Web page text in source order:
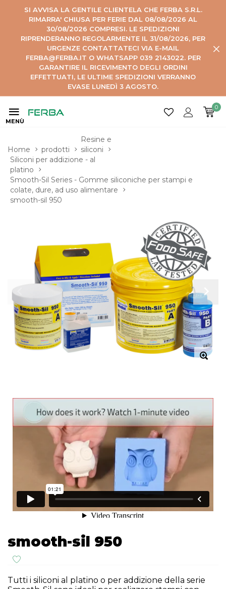
SI AVVISA LA GENTILE CLIENTELA CHE FERBA S.R.L.
RIMARRA' CHIUSA PER FERIE DAL 08/08/2026 AL
30/08/2026 COMPRESI. LE SPEDIZIONI
RIPRENDERANNO REGOLARMENTE IL 31/08/2026, PER
URGENZE CONTATTATECI VIA E-MAIL
FERBA@FERBA.IT O WHATSAPP 039 2143022. PER
GARANTIRE IL RICEVIMENTO DEGLI ORDINI
EFFETTUATI, LE ULTIME SPEDIZIONI VERRANNO
EVASE LUNEDÌ 3 AGOSTO.
MENÙ
0
Home prodotti
Resine e
siliconi
Siliconi per addizione - al
platino
Smooth-Sil Series - Gomme siliconiche per stampi e
colate, dure, ad uso alimentare
smooth-sil 950
smooth-sil 950
Tutti i siliconi al platino o per addizione della serie